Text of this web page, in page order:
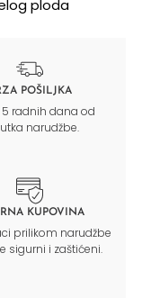
ploda
POŠILJKA
5 radnih dana od
narudžbe.
KUPOVINA
prilikom narudžbe
sigurni i zaštićeni.